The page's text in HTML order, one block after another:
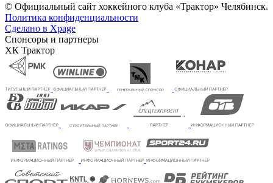
© Официальный сайт хоккейного клуба «Трактор» Челябинск.
Политика конфиденциальности
Сделано в Xpage
Спонсоры и партнеры
ХК Трактор